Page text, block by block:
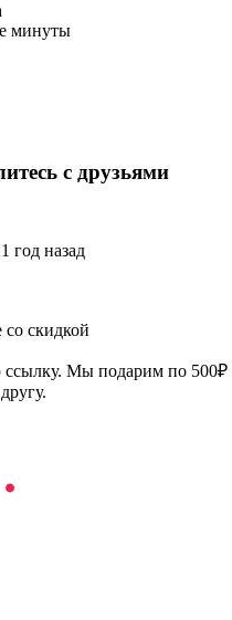
минуты
с друзьями
год назад
скидкой
ссылку. Мы подарим по 500₽